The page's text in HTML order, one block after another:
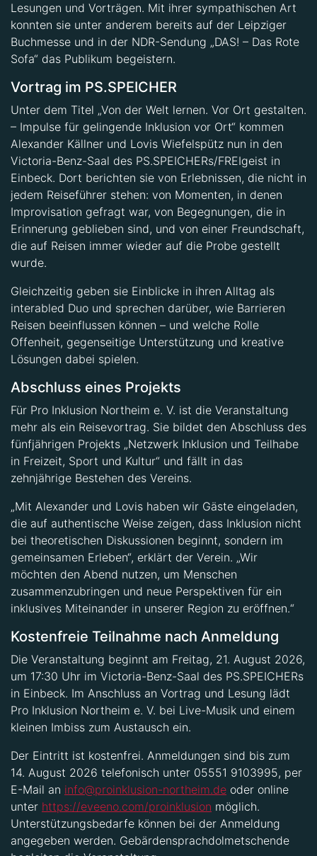
Lesungen und Vorträgen. Mit ihrer sympathischen Art
konnten sie unter anderem bereits auf der Leipziger
Buchmesse und in der NDR-Sendung „DAS! – Das Rote
Sofa“ das Publikum begeistern.
Vortrag im PS.SPEICHER
Unter dem Titel „Von der Welt lernen. Vor Ort gestalten.
– Impulse für gelingende Inklusion vor Ort“ kommen
Alexander Källner und Lovis Wiefelspütz nun in den
Victoria-Benz-Saal des PS.SPEICHERs/FREIgeist in
Einbeck. Dort berichten sie von Erlebnissen, die nicht in
jedem Reiseführer stehen: von Momenten, in denen
Improvisation gefragt war, von Begegnungen, die in
Erinnerung geblieben sind, und von einer Freundschaft,
die auf Reisen immer wieder auf die Probe gestellt
wurde.
Gleichzeitig geben sie Einblicke in ihren Alltag als
interabled Duo und sprechen darüber, wie Barrieren
Reisen beeinflussen können – und welche Rolle
Offenheit, gegenseitige Unterstützung und kreative
Lösungen dabei spielen.
Abschluss eines Projekts
Für Pro Inklusion Northeim e. V. ist die Veranstaltung
mehr als ein Reisevortrag. Sie bildet den Abschluss des
fünfjährigen Projekts „Netzwerk Inklusion und Teilhabe
in Freizeit, Sport und Kultur“ und fällt in das
zehnjährige Bestehen des Vereins.
„Mit Alexander und Lovis haben wir Gäste eingeladen,
die auf authentische Weise zeigen, dass Inklusion nicht
bei theoretischen Diskussionen beginnt, sondern im
gemeinsamen Erleben“, erklärt der Verein. „Wir
möchten den Abend nutzen, um Menschen
zusammenzubringen und neue Perspektiven für ein
inklusives Miteinander in unserer Region zu eröffnen.“
Kostenfreie Teilnahme nach Anmeldung
Die Veranstaltung beginnt am Freitag, 21. August 2026,
um 17:30 Uhr im Victoria-Benz-Saal des PS.SPEICHERs
in Einbeck. Im Anschluss an Vortrag und Lesung lädt
Pro Inklusion Northeim e. V. bei Live-Musik und einem
kleinen Imbiss zum Austausch ein.
Der Eintritt ist kostenfrei. Anmeldungen sind bis zum
14. August 2026 telefonisch unter 05551 9103995, per
E-Mail an info@proinklusion-northeim.de oder online
unter https://eveeno.com/proinklusion möglich.
Unterstützungsbedarfe können bei der Anmeldung
angegeben werden. Gebärdensprachdolmetschende